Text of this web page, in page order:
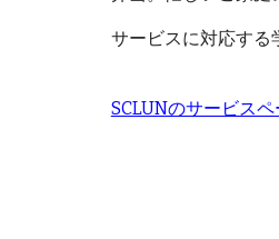
サービスに対応する
SCLUNのサービス